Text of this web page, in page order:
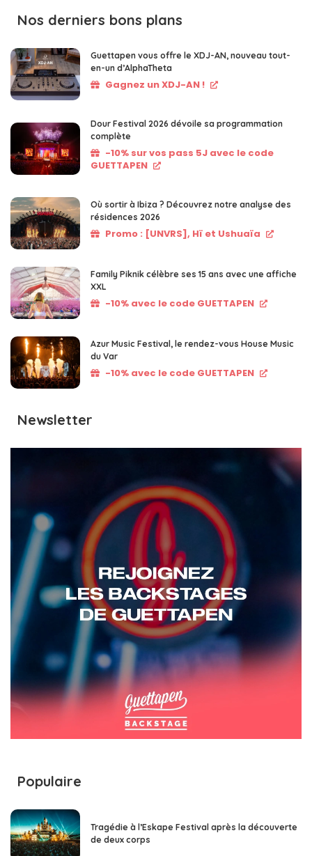
Nos derniers bons plans
Guettapen vous offre le XDJ-AN, nouveau tout-
en-un d’AlphaTheta
Gagnez un XDJ-AN !
Dour Festival 2026 dévoile sa programmation
complète
-10% sur vos pass 5J avec le code
GUETTAPEN
Où sortir à Ibiza ? Découvrez notre analyse des
résidences 2026
Promo : [UNVRS], Hï et Ushuaïa
Family Piknik célèbre ses 15 ans avec une affiche
XXL
-10% avec le code GUETTAPEN
Azur Music Festival, le rendez-vous House Music
du Var
-10% avec le code GUETTAPEN
Newsletter
Populaire
Tragédie à l’Eskape Festival après la découverte
de deux corps